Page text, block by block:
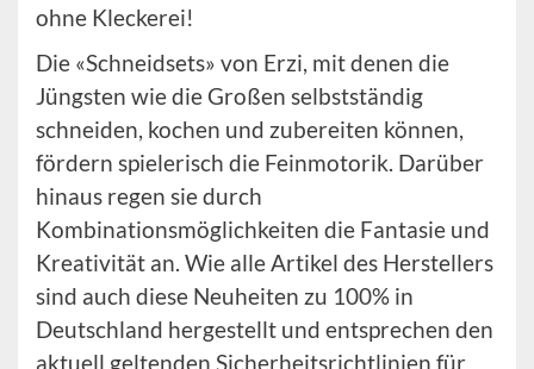
ohne Kleckerei!
Die «Schneidsets» von Erzi, mit denen die
Jüngsten wie die Großen selbstständig
schneiden, kochen und zubereiten können,
fördern spielerisch die Feinmotorik. Darüber
hinaus regen sie durch
Kombinationsmöglichkeiten die Fantasie und
Kreativität an. Wie alle Artikel des Herstellers
sind auch diese Neuheiten zu 100% in
Deutschland hergestellt und entsprechen den
aktuell geltenden Sicherheitsrichtlinien für